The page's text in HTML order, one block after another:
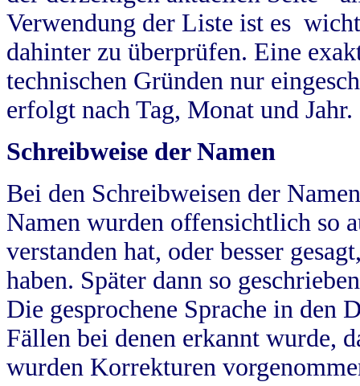
Verwendung der Liste ist es
dahinter zu überprüfen. Eine
technischen Gründen nur
erfolgt nach Tag, Monat und Jahr.
Schreibweise der Namen
Bei den Schreibweisen der
Namen wurden offensichtlich so
verstanden hat, oder besser
haben. Später dann so
Die gesprochene Sprache in
Fällen bei denen erkannt wurde,
wurden Korrekturen